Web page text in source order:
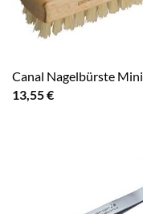
Canal Nagelbürste Mini
13,55€